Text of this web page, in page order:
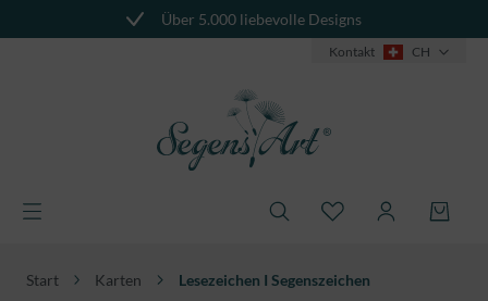
Über 5.000 liebevolle Designs
Kontakt CH
Start Karten Lesezeichen I Segenszeichen